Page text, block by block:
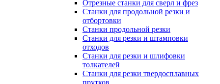
Отрезные станки для сверл и фрез
Станки для продольной резки и
отбортовки
Станки продольной резки
Станки для резки и штамповки
отходов
Станки для резки и шлифовки
толкателей
Станки для резки твердосплавных
прутков